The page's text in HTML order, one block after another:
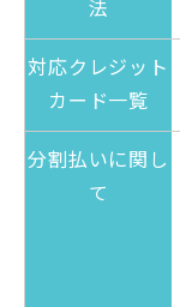
法
対応クレジット
カード一覧
分割払いに関し
て